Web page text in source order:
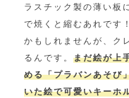
ラスチック製の薄い板
で焼くと縮むあれです
かもしれませんが、ク
るんです。 まだ絵が上
める「プラバンあそび
いた絵で可愛いキーホ